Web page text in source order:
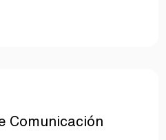
Comunicación